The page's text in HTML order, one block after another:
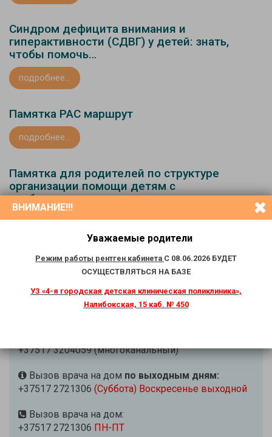
Синдром дефицита внимания и
гиперактивности (СДВГ) у детей: знать,
чтобы помочь…
подробнее...
Памятка РАС маршрут
подробнее...
Памятка для родителей по структуре
организации помощи детям с
особенностями развития, инвалидностью, в
том числе находящихся под паллиативным
наблюдением
+37517 3204059 (многоканальный)
Вызов врача на дом по выходным дням:
+37517 2721306 (Суббота) Воскресенье выходной
Вызов врача на дом:
+37517 2721306 ПН-ПТ
ВНИМАНИЕ!!!
Уважаемые родители
Режим работы рентген кабинета С 08.06.2026 БУДЕТ
ОСУЩЕСТВЛЯТЬСЯ НА БАЗЕ
УЗ «4-я городская детская клиническая поликлиника»,
Налибокская, 15 каб. № 450